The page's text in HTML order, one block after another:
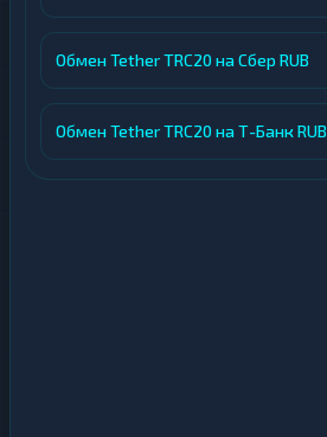
Обмен Tether TRC20 на Сбер RUB
Обмен Tether TRC20 на Т-Банк RUB